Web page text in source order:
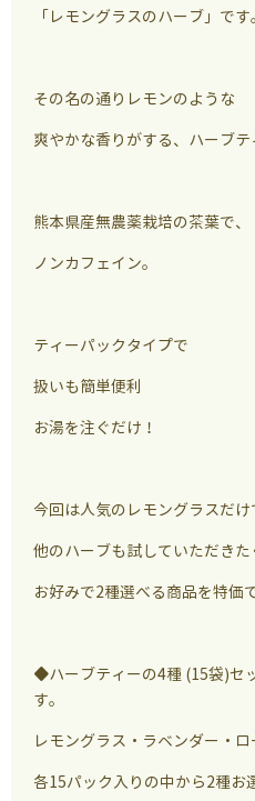
「レモングラスのハーブ」です。
その名の通りレモンのような
爽やかな香りがする、ハーブテ
熊本県産無農薬栽培の茶葉で、
ノンカフェイン。
ティーパックタイプで
扱いも簡単便利
お湯を注ぐだけ！
今回は人気のレモングラスだけ
他のハーブも試していただきた
お好みで2種選べる商品を特価
◆ハーブティーの4種 (15袋)セ
す。
レモングラス・ラベンダー・ロ
各15パック入りの中から2種お